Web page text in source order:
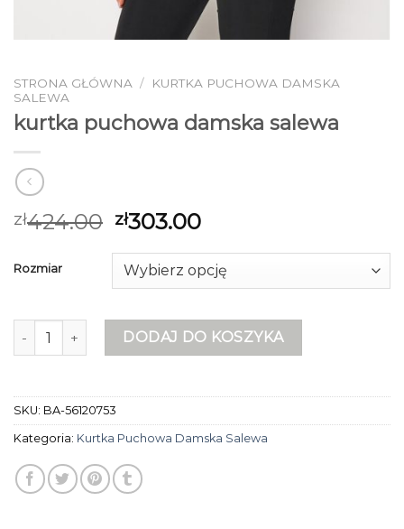
STRONA GŁÓWNA /
KURTKA PUCHOWA DAMSKA
SALEWA
kurtka puchowa damska salewa
zł424.00 zł303.00
Rozmiar
ilość kurtka puchowa damska salewa
DODAJ DO KOSZYKA
SKU: BA-56120753
Kategoria: Kurtka Puchowa Damska Salewa